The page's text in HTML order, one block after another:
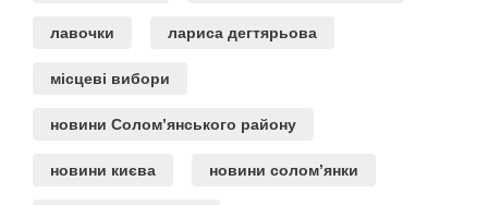
лавочки лариса дегтярьова
місцеві вибори
новини Солом’янського району
новини києва новини солом’янки